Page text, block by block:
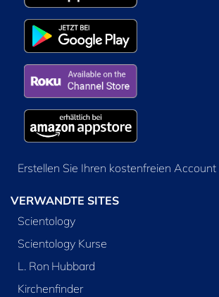
Erstellen Sie Ihren kostenfreien Account
VERWANDTE SITES
Scientology
Scientology Kurse
L. Ron Hubbard
Kirchenfinder